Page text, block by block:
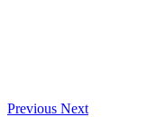
Previous Next